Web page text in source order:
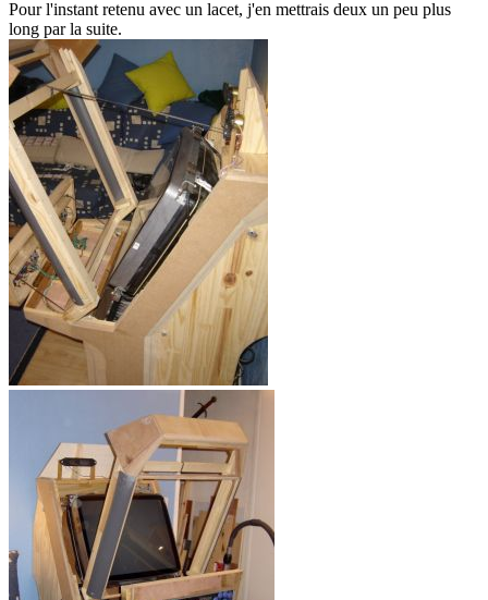
Pour l'instant retenu avec un lacet, j'en mettrais deux un peu plus
long par la suite.